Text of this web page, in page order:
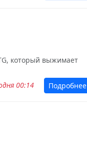
который выжимает
00:14
Подробнее